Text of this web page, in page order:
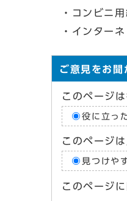
・コンビニ
・インター
ご意見をお聞
このページ
役に立っ
このページ
見つけや
このページ